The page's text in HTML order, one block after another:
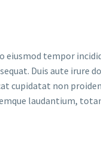
tempor
Duis aute
cupidatat non
laudantium,